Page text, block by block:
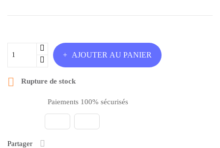
AJOUTER AU PANIER
 Rupture de stock
Paiements 100% sécurisés
Partager